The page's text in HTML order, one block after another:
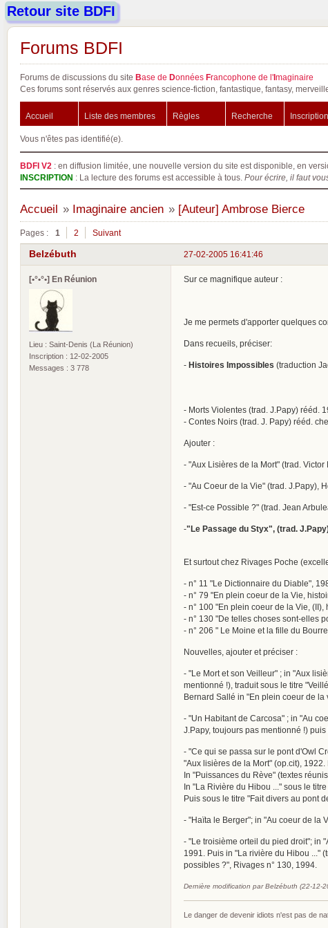
Retour site BDFI
Forums BDFI
Forums de discussions du site Base de Données Francophone de l'Imaginaire
Ces forums sont réservés aux genres science-fiction, fantastique, fantasy,
Accueil Liste des membres Règles Recherche Inscription
Vous n'êtes pas identifié(e).
BDFI V2 : en diffusion limitée, une nouvelle version du site est disponible, en
INSCRIPTION : La lecture des forums est accessible à tous. Pour écrire, il faut
Accueil » Imaginaire ancien » [Auteur] Ambrose Bierce
Pages : 1 2 Suivant
27-02-2005 16:41:46
Belzébuth
[•°•°•] En Réunion
Lieu : Saint-Denis (La Réunion)
Inscription : 12-02-2005
Messages : 3 778
Sur ce magnifique auteur :
Je me permets d'apporter quelques
Dans recueils, préciser:
- Histoires Impossibles (traduction
- Morts Violentes (trad. J.Papy) rééd.
- Contes Noirs (trad. J. Papy) rééd.
Ajouter :
- "Aux Lisières de la Mort" (trad.
- "Au Coeur de la Vie" (trad. J.Papy),
- "Est-ce Possible ?" (trad. Jean
-"Le Passage du Styx", (trad.
Et surtout chez Rivages Poche
- n° 11 "Le Dictionnaire du Diable",
- n° 79 "En plein coeur de la Vie,
- n° 100 "En plein coeur de la Vie, (II),
- n° 130 "De telles choses sont-elles
- n° 206 " Le Moine et la fille du
Nouvelles, ajouter et préciser :
- "Le Mort et son Veilleur" ; in "Aux
mentionné !), traduit sous le titre
Bernard Sallé in "En plein coeur de la
- "Un Habitant de Carcosa" ; in "Au
J.Papy, toujours pas mentionné !)
- "Ce qui se passa sur le pont d'Owl
"Aux lisières de la Mort" (op.cit),
In "Puissances du Rève" (textes
In "La Rivière du Hibou ..." sous le
Puis sous le titre "Fait divers au pont
- "Haïta le Berger"; in "Au coeur de la
- "Le troisième orteil du pied droit"; in
1991. Puis in "La rivière du Hibou ..."
possibles ?", Rivages n° 130, 1994.
Dernière modification par Belzébuth (22-12-
Le danger de devenir idiots n'est pas de